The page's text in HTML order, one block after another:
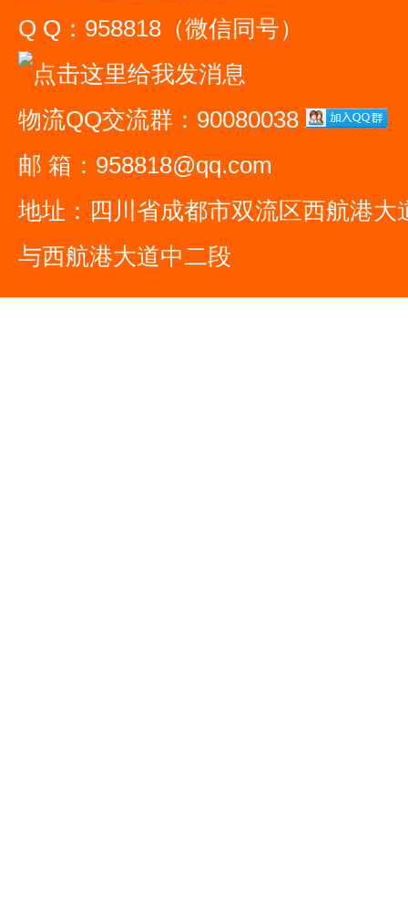
Q Q：958818（微信同号）
物流QQ交流群：90080038
邮 箱：958818@qq.com
地址：四川省成都市双流区西航港大
与西航港大道中二段